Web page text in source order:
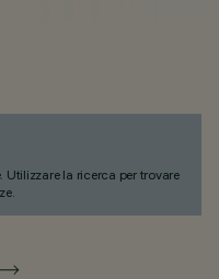
la ricerca per trovare